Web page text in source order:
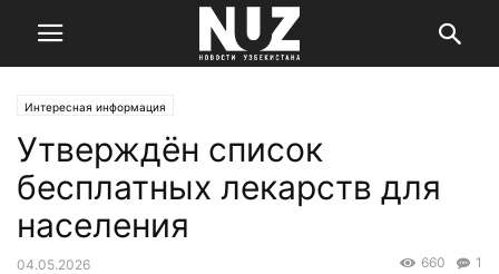
Интересная информация
Утверждён список
бесплатных лекарств для
населения
04.05.2026 1
660